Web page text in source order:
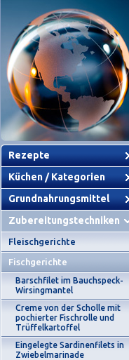
Rezepte
Küchen / Kategorien
Grundnahrungsmittel
Zubereitungstechniken
Fleischgerichte
Fischgerichte
Barschfilet im Bauchspeck-
Wirsingmantel
Creme von der Scholle mit
pochierter Fischrolle und
Trüffelkartoffel
Eingelegte Sardinenfilets in
Zwiebelmarinade